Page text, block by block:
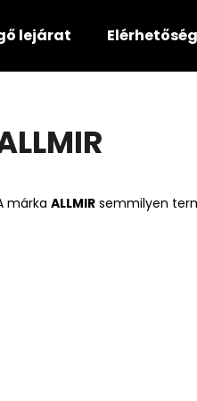
lejárat Elérhetőség
márka ALLMIR semmilyen